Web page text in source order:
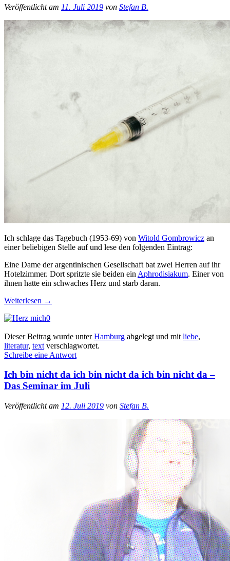
Veröffentlicht am 11. Juli 2019 von Stefan B.
Ich schlage das Tagebuch (1953-69) von Witold Gombrowicz an
einer beliebigen Stelle auf und lese den folgenden Eintrag:
Eine Dame der argentinischen Gesellschaft bat zwei Herren auf ihr
Hotelzimmer. Dort spritzte sie beiden ein Aphrodisiakum. Einer von
ihnen hatte ein schwaches Herz und starb daran.
Weiterlesen →
0
Dieser Beitrag wurde unterHamburg abgelegt und mit liebe,
literatur, text verschlagwortet.
Schreibe eine Antwort
Ich bin nicht da ich bin nicht da ich bin nicht da –
Das Seminar im Juli
Veröffentlicht am 12. Juli 2019 von Stefan B.